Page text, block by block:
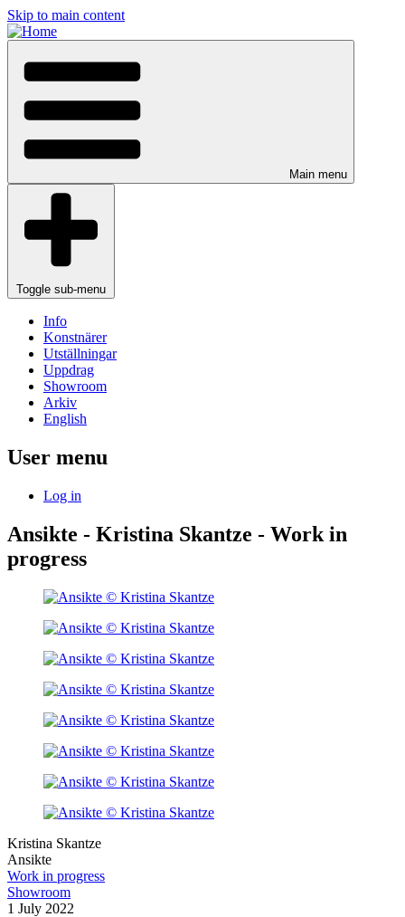
Skip to main content
Main menu
Toggle sub-menu
Info
Konstnärer
Utställningar
Uppdrag
Showroom
Arkiv
English
User menu
Log in
Ansikte - Kristina Skantze - Work in
progress
Kristina Skantze
Ansikte
Work in progress
Showroom
1 July 2022